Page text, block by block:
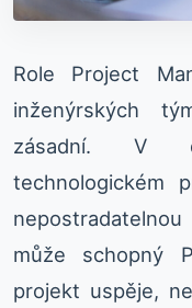
Role Project
inženýrských
zásadní. V
technologickém
může schopný
projekt uspěje,